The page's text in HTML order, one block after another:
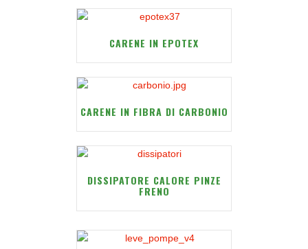
CARENE IN EPOTEX
CARENE IN FIBRA DI CARBONIO
DISSIPATORE CALORE PINZE
FRENO